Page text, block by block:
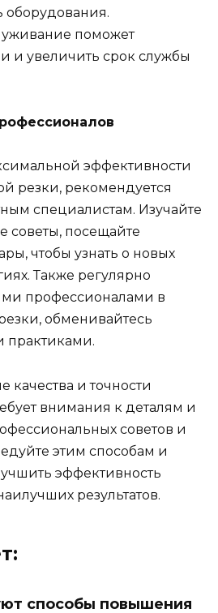
оборудования.
поможет
и увеличить срок службы
эффективности
резки, рекомендуется
специалистам. Изучайте
советы, посещайте
чтобы узнать о новых
Также регулярно
профессионалами в
обменивайтесь
качества и точности
внимания к деталям и
советов и
этим способам и
эффективность
результатов.
способы повышения